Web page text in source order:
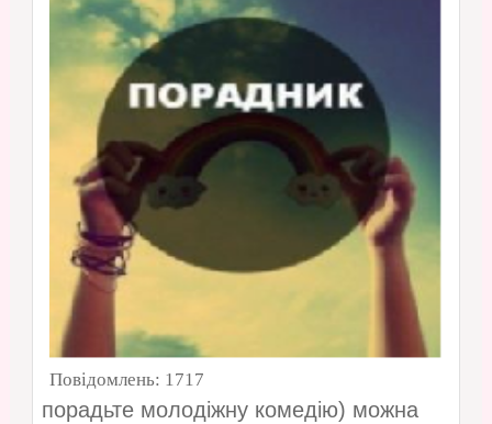
Повідомлень: 1717
порадьте молодіжну комедію) можна